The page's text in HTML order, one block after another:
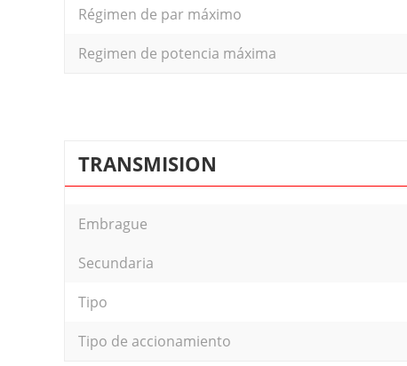
Régimen de par máximo
Regimen de potencia máxima
TRANSMISION
Embrague
Secundaria
Tipo
Tipo de accionamiento